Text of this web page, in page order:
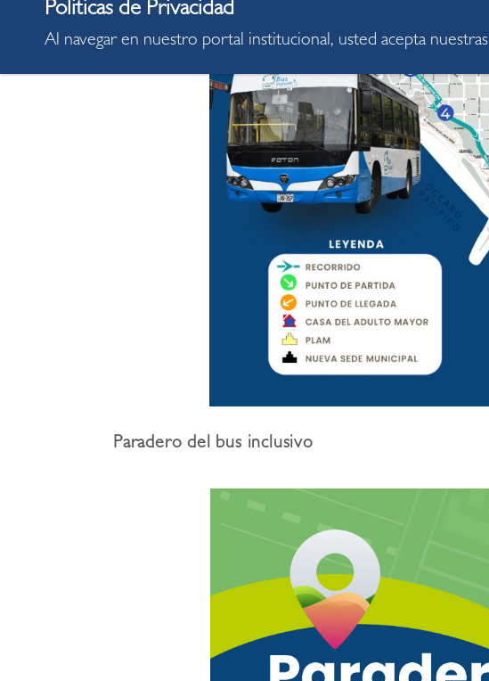
Paradero del bus inclusivo
Al navegar en nuestro portal institucional, usted acepta nuestras